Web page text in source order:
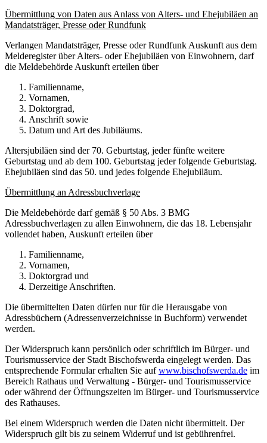
Übermittlung von Daten aus Anlass von Alters- und Ehejubiläen an
Mandatsträger, Presse oder Rundfunk
Verlangen Mandatsträger, Presse oder Rundfunk Auskunft aus dem
Melderegister über Alters- oder Ehejubiläen von Einwohnern, darf
die Meldebehörde Auskunft erteilen über
Familienname,
Vornamen,
Doktorgrad,
Anschrift sowie
Datum und Art des Jubiläums.
Altersjubiläen sind der 70. Geburtstag, jeder fünfte weitere
Geburtstag und ab dem 100. Geburtstag jeder folgende Geburtstag.
Ehejubiläen sind das 50. und jedes folgende Ehejubiläum.
Übermittlung an Adressbuchverlage
Die Meldebehörde darf gemäß § 50 Abs. 3 BMG
Adressbuchverlagen zu allen Einwohnern, die das 18. Lebensjahr
vollendet haben, Auskunft erteilen über
Familienname,
Vornamen,
Doktorgrad und
Derzeitige Anschriften.
Die übermittelten Daten dürfen nur für die Herausgabe von
Adressbüchern (Adressenverzeichnisse in Buchform) verwendet
werden.
Der Widerspruch kann persönlich oder schriftlich im Bürger- und
Tourismusservice der Stadt Bischofswerda eingelegt werden. Das
entsprechende Formular erhalten Sie aufwww.bischofswerda.de im
Bereich Rathaus und Verwaltung - Bürger- und Tourismusservice
oder während der Öffnungszeiten im Bürger- und Tourismusservice
des Rathauses.
Bei einem Widerspruch werden die Daten nicht übermittelt. Der
Widerspruch gilt bis zu seinem Widerruf und ist gebührenfrei.